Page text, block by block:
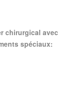
chirurgical avec
spéciaux: